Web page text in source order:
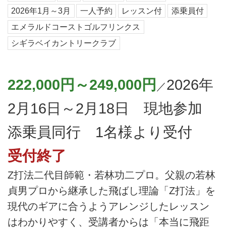
2026年1月～3月
一人予約 レッスン付
添乗員付
エメラルドコーストゴルフリンクス
シギラベイカントリークラブ
222,000円～249,000円 ／2026年
2月16日～2月18日 現地参加
添乗員同行 1名様より受付
受付終了
Z打法二代目師範・若林功二プロ。父親の若林
貞男プロから継承した飛ばし理論「Z打法」を
現代のギアに合うようアレンジしたレッスン
はわかりやすく、受講者からは「本当に飛距